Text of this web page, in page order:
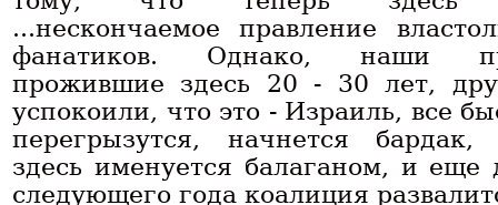
...нескончаемое правление
фанатиков. Однако, наши
прожившие здесь 20 - 30 лет,
успокоили, что это - Израиль, все
перегрызутся, начнется бардак,
здесь именуется балаганом, и еще
следующего года коалиция